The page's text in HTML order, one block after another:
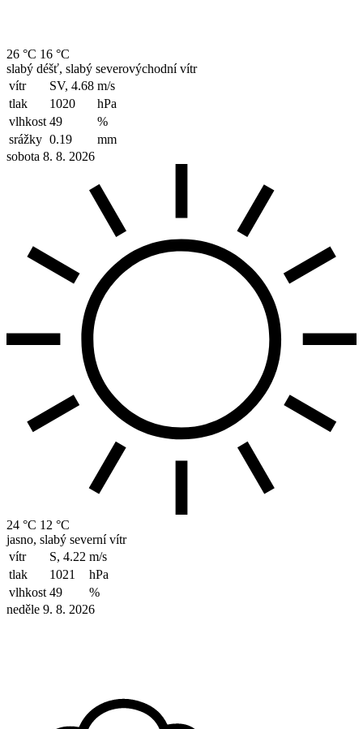
26 °C 16 °C
slabý déšť, slabý severovýchodní vítr
vítr
SV, 4.68 m/s
tlak
1020
hPa
vlhkost 49
%
srážky 0.19
mm
sobota 8. 8. 2026
24 °C 12 °C
jasno, slabý severní vítr
vítr
S, 4.22 m/s
tlak
1021
hPa
vlhkost 49
%
neděle 9. 8. 2026